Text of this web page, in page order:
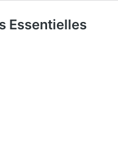
Essentielles